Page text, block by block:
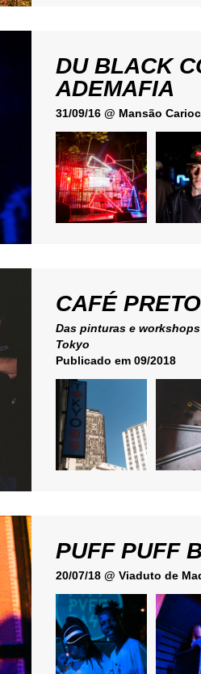
DU BLACK
ADEMAFIA
31/09/16 @ Mansão
CAFÉ
Das pinturas e
Tokyo
Publicado em 09/2018
PUFF PUFF
20/07/18 @ Viaduto de